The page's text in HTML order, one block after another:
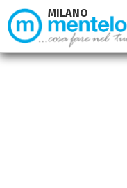
MILANO